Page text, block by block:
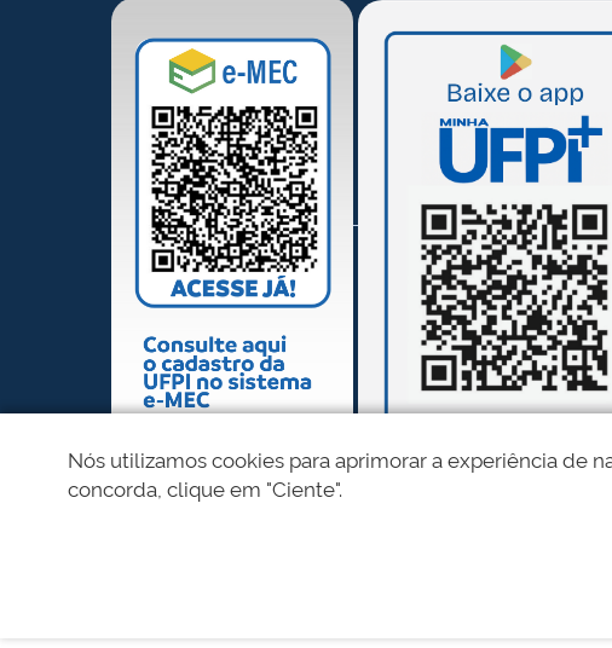
Nós utilizamos cookies para aprimorar a experiência de
concorda, clique em "Ciente".